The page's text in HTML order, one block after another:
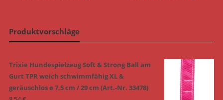
Produktvorschläge
Trixie Hundespielzeug Soft & Strong Ball am
Gurt TPR weich schwimmfähig XL &
geräuschlos ø 7,5 cm / 29 cm (Art.-Nr. 33478)